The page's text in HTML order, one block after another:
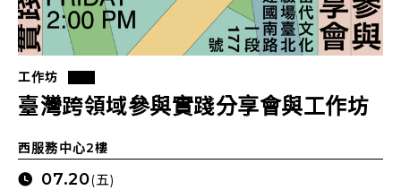
工作坊
臺灣跨領域參與實踐分享會與工作坊
西服務中心2樓
07.20(五)